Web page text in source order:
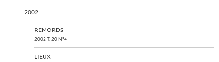
2002
REMORDS
2002 T. 20 N°4
LIEUX